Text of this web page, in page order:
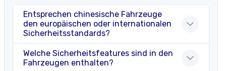
Entsprechen chinesische Fahrzeuge
den europäischen oder internationalen
Sicherheitsstandards?
Welche Sicherheitsfeatures sind in den
Fahrzeugen enthalten?